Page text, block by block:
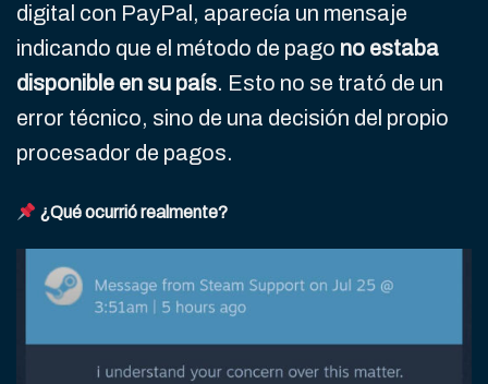
digital con PayPal, aparecía un mensaje
indicando que el método de pago no estaba
disponible en su país. Esto no se trató de un
error técnico, sino de una decisión del propio
procesador de pagos.
¿Qué ocurrió realmente?